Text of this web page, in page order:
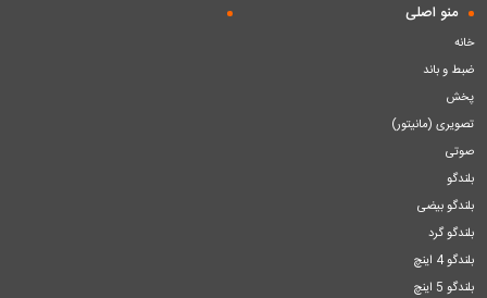
منو اصلی
خانه
ضبط و باند
پخش
تصویری (مانیتور)
صوتی
بلندگو
بلندگو بیضی
بلندگو گرد
بلندگو 4 اینچ
بلندگو 5 اینچ